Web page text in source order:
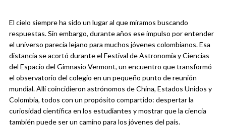
El cielo siempre ha sido un lugar al que miramos buscando
respuestas. Sin embargo, durante años ese impulso por entender
el universo parecía lejano para muchos jóvenes colombianos. Esa
distancia se acortó durante el Festival de Astronomía y Ciencias
del Espacio del Gimnasio Vermont, un encuentro que transformó
el observatorio del colegio en un pequeño punto de reunión
mundial. Allí coincidieron astrónomos de China, Estados Unidos y
Colombia, todos con un propósito compartido: despertar la
curiosidad científica en los estudiantes y mostrar que la ciencia
también puede ser un camino para los jóvenes del país.